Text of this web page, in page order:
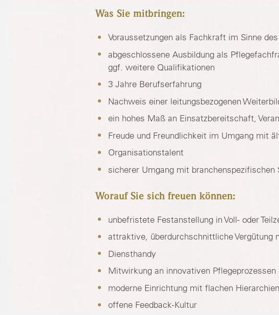
Was Sie mitbringen:
Voraussetzungen als Fachkraft im Sinne
abgeschlossene Ausbildung als
ggf. weitere Qualifikationen
3 Jahre Berufserfahrung
Nachweis einer leitungsbezogenen
ein hohes Maß an Einsatzbereitschaft,
Freude und Freundlichkeit im Umgang mit
Organisationstalent
sicherer Umgang mit branchenspezifischen
Worauf Sie sich freuen können:
unbefristete Festanstellung in Voll- oder
attraktive, überdurchschnittliche Vergütung
Diensthandy
Mitwirkung an innovativen Pflegeprozessen
moderne Einrichtung mit flachen
offene Feedback-Kultur